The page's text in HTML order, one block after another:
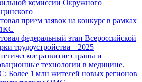
комиссии Окружного
прием заявок на конкурс в рамках
федеральный этап Всероссийской
трудоустройства – 2025
развитие страны и
технологии в медицине.
Более 1 млн жителей новых регионов